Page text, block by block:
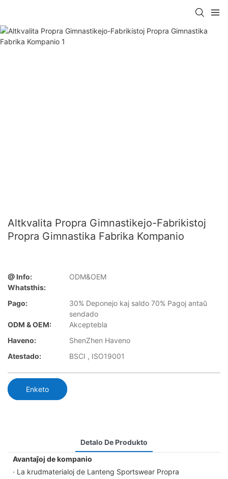
Altkvalita Propra Gimnastikejo-Fabrikistoj
Propra Gimnastika Fabrika Kompanio
@ Info:
Whatsthis:
ODM&OEM
Pago:
30% Deponejo kaj saldo 70% Pagoj antaŭ
sendado
ODM & OEM:
Akceptebla
Haveno:
ShenZhen Haveno
Atestado:
BSCI , ISO19001
Enketo
Detalo De Produkto
Avantaĵoj de kompanio
· La krudmaterialoj de Lanteng Sportswear Propra